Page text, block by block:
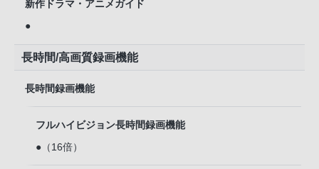
新作ドラマ・アニメガイド
●
長時間/高画質録画機能
長時間録画機能
フルハイビジョン長時間録画機能
●（16倍）